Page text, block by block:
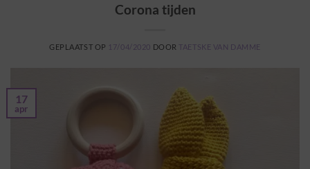
Corona tijden
GEPLAATST OP 17/04/2020 DOOR TAETSKE VAN DAMME
17
apr